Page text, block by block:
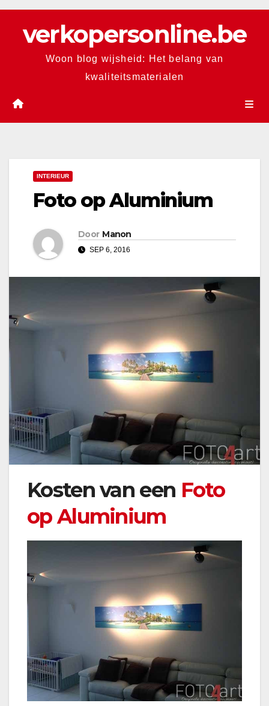
Skip
contentverkopersonline.be
Woon blog wijsheid: Het belang van
kwaliteitsmaterialen
INTERIEUR
Foto op Aluminium
Door Manon
SEP 6, 2016
Kosten van een Foto
op Aluminium